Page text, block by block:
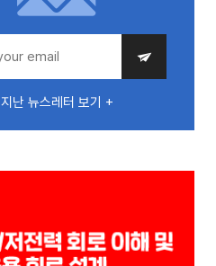
지난 뉴스레터 보기 +